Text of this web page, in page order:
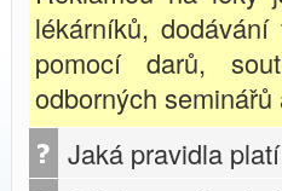
lékárníků,
pomocí darů,
odborných
Jaká pravidla